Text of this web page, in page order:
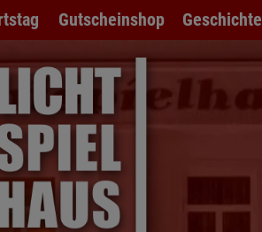
Gutscheinshop Geschichte